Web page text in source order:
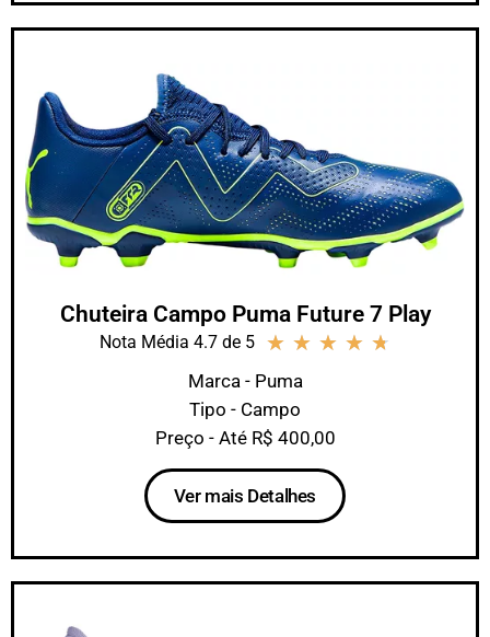
Chuteira Campo Puma Future 7 Play
Nota Média 4.7 de 5 ★ ★ ★ ★ ★
Marca - Puma
Tipo - Campo
Preço - Até R$ 400,00
Ver mais Detalhes